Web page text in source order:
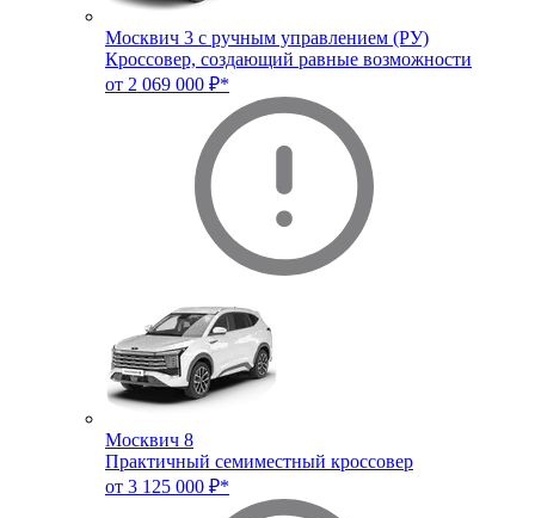
Москвич 3 с ручным управлением (РУ)
Кроссовер, создающий равные возможности
от 2 069 000 ₽*
Москвич 8
Практичный семиместный кроссовер
от 3 125 000 ₽*